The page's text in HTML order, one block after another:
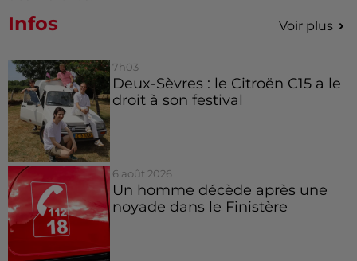
Infos Voir plus
7h03
Deux-Sèvres : le Citroën C15 a le
droit à son festival
6 août 2026
Un homme décède après une
noyade dans le Finistère